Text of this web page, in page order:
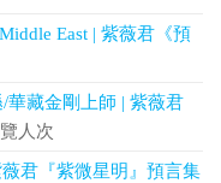
East | 紫薇君《預
華藏金剛上師 | 紫薇君
人次
君『紫微星明』預言集